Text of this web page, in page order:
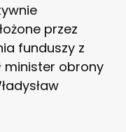
przez
funduszy z
minister obrony